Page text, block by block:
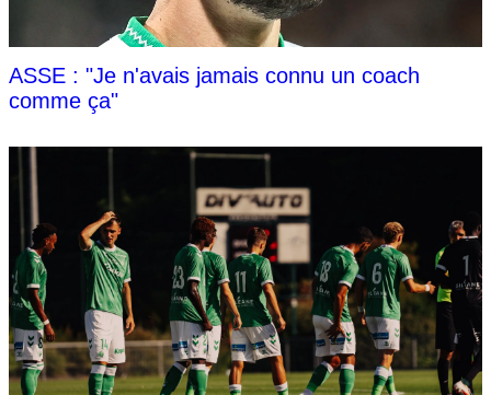
ASSE : "Je n'avais jamais connu un coach
comme ça"